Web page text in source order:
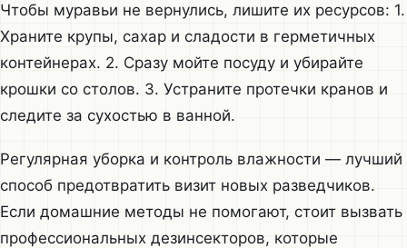
Чтобы муравьи не вернулись, лишите их ресурсов: 1.
Храните крупы, сахар и сладости в герметичных
контейнерах. 2. Сразу мойте посуду и убирайте
крошки со столов. 3. Устраните протечки кранов и
следите за сухостью в ванной.
Регулярная уборка и контроль влажности — лучший
способ предотвратить визит новых разведчиков.
Если домашние методы не помогают, стоит вызвать
профессиональных дезинсекторов, которые